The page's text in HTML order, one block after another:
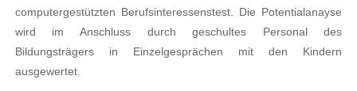
computergestützten Berufsinteressenstest. Die Potentialanayse
wird im Anschluss durch geschultes Personal des
Bildungsträgers in Einzelgesprächen mit den Kindern
ausgewertet.